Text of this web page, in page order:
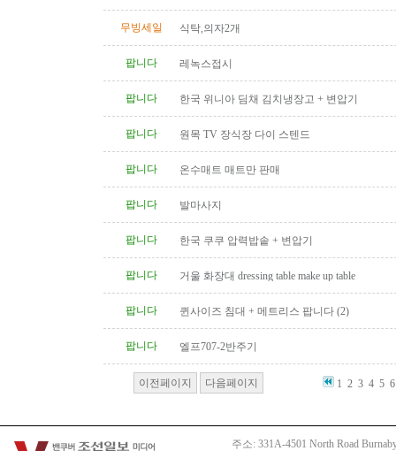
무빙세일 식탁,의자2개
팝니다 레녹스접시
팝니다 한국 위니아 딤채 김치냉장고 + 변압기
팝니다 원목 TV 장식장 다이 스텐드
팝니다 온수매트 매트만 판매
팝니다 발마사지
팝니다 한국 쿠쿠 압력밥솥 + 변압기
팝니다 거울 화장대 dressing table make up table
팝니다 퀸사이즈 침대 + 메트리스 팝니다 (2)
팝니다 엘프707-2반주기
이전페이지 다음페이지 1 2 3 4 5 6
주소: 331A-4501 North Road